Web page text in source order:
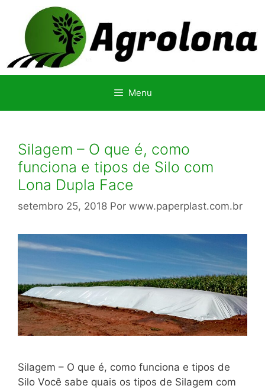
conteúdo
Menu
Silagem – O que é, como
funciona e tipos de Silo com
Lona Dupla Face
setembro 25, 2018 Por www.paperplast.com.br
Silagem – O que é, como funciona e tipos de
Silo Você sabe quais os tipos de Silagem com